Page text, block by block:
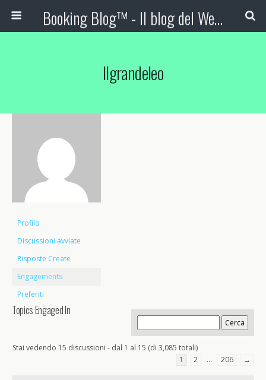
Booking Blog™ - Il blog del Web Marketing Turistico
Ilgrandeleo
Profilo
Discussioni avviate
Risposte Create
Engagements
Preferiti
Topics Engaged In
Stai vedendo 15 discussioni - dal 1 al 15 (di 3,085 totali)
1
2 … 206 →